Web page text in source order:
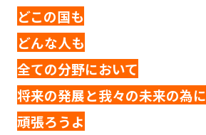
どこの国も
どんな人も
全ての分野において
将来の発展と我々の未来の為に
頑張ろうよ